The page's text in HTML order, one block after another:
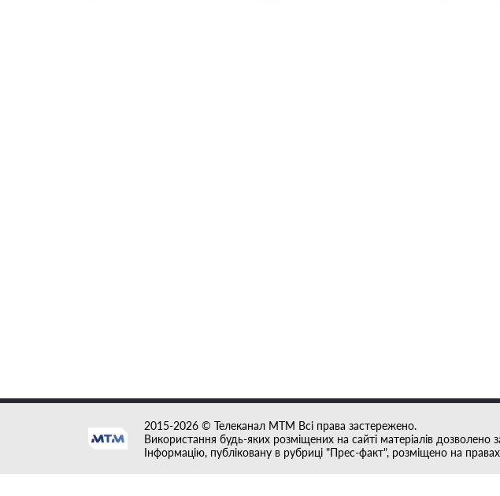
2015-2026 © Телеканал MTM Всі права застережено.
Використання будь-яких розміщених на сайті матеріалів
Інформацію, публіковану в рубриці "Прес-факт", розміщено на